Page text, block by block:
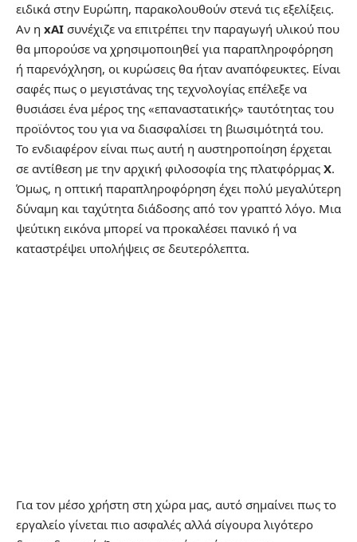
ειδικά στην Ευρώπη, παρακολουθούν στενά τις εξελίξεις.
Αν η xAI συνέχιζε να επιτρέπει την παραγωγή υλικού που
θα μπορούσε να χρησιμοποιηθεί για παραπληροφόρηση
ή παρενόχληση, οι κυρώσεις θα ήταν αναπόφευκτες. Είναι
σαφές πως ο μεγιστάνας της τεχνολογίας επέλεξε να
θυσιάσει ένα μέρος της «επαναστατικής» ταυτότητας του
προϊόντος του για να διασφαλίσει τη βιωσιμότητά του.
Το ενδιαφέρον είναι πως αυτή η αυστηροποίηση έρχεται
σε αντίθεση με την αρχική φιλοσοφία της πλατφόρμας X.
Όμως, η οπτική παραπληροφόρηση έχει πολύ μεγαλύτερη
δύναμη και ταχύτητα διάδοσης από τον γραπτό λόγο. Μια
ψεύτικη εικόνα μπορεί να προκαλέσει πανικό ή να
καταστρέψει υπολήψεις σε δευτερόλεπτα.
Για τον μέσο χρήστη στη χώρα μας, αυτό σημαίνει πως το
εργαλείο γίνεται πιο ασφαλές αλλά σίγουρα λιγότερο